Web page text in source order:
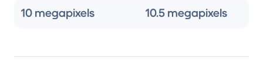
10 megapixels 10.5 megapixels